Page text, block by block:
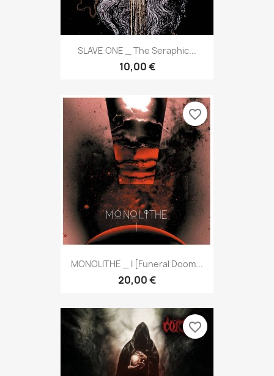
SLAVE ONE _ The Seraphic...
10,00 €
MONOLITHE _ I [Funeral Doom...
20,00 €
favorite_border
favorite_border